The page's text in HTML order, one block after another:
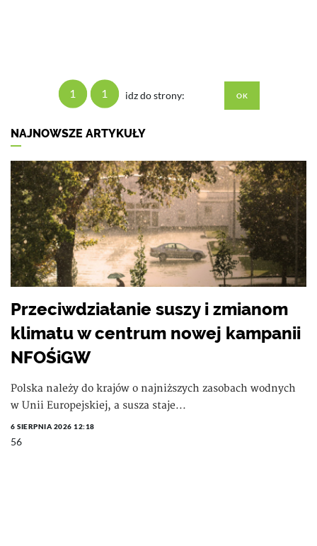
1 1 idz do strony:
NAJNOWSZE ARTYKUŁY
Przeciwdziałanie suszy i zmianom
klimatu w centrum nowej kampanii
NFOŚiGW
Polska należy do krajów o najniższych zasobach wodnych
w Unii Europejskiej, a susza staje...
6 SIERPNIA 2026 12:18
56